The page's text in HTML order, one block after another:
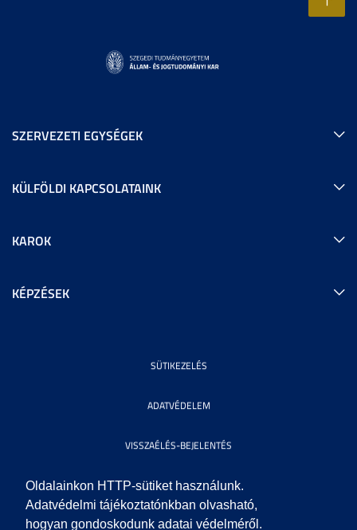
Oldalainkon HTTP-sütiket használunk.
Adatvédelmi tájékoztatónkban olvasható,
hogyan gondoskodunk adatai védelméről.
SZERVEZETI EGYSÉGEK
KÜLFÖLDI KAPCSOLATAINK
KAROK
KÉPZÉSEK
SÜTIKEZELÉS
ADATVÉDELEM
VISSZAÉLÉS-BEJELENTÉS
KÖZÉRDEKŰ ADATOK
IMPRESSZUM